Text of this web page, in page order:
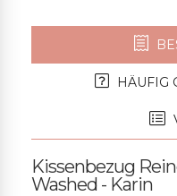
HÄUFIG
Kissenbezug
Washed - Karin